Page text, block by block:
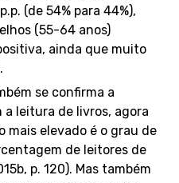
(de 54% para 44%),
(55-64 anos)
ainda que muito
se confirma a
a leitura de livros, agora
elevado é o grau de
de leitores de
p. 120). Mas também